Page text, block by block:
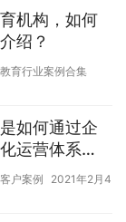
机构，如何
绍？
教育行业案例合集
如何通过企
运营体系
客户案例
2021年2月4